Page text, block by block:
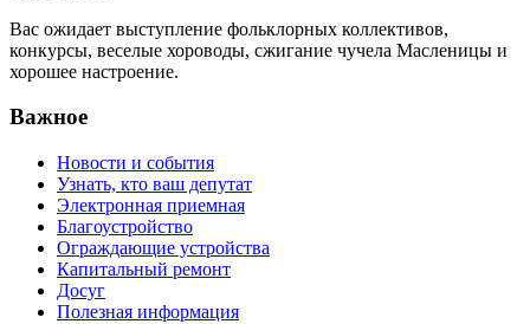
Вас ожидает выступление фольклорных коллективов,
конкурсы, веселые хороводы, сжигание чучела Масленицы и
хорошее настроение.
Важное
Новости и события
Узнать, кто ваш депутат
Электронная приемная
Благоустройство
Ограждающие устройства
Капитальный ремонт
Досуг
Полезная информация